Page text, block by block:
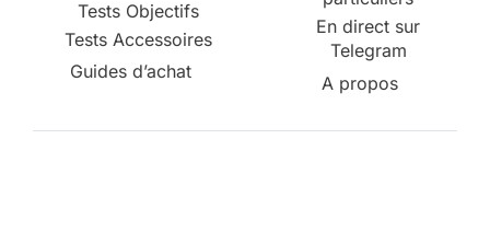
Tests Objectifs
Tests Accessoires
Guides d’achat
En direct sur
Telegram
A propos